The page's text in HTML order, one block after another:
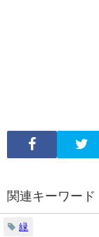
関連キーワード
緑